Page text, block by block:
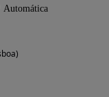
Automática